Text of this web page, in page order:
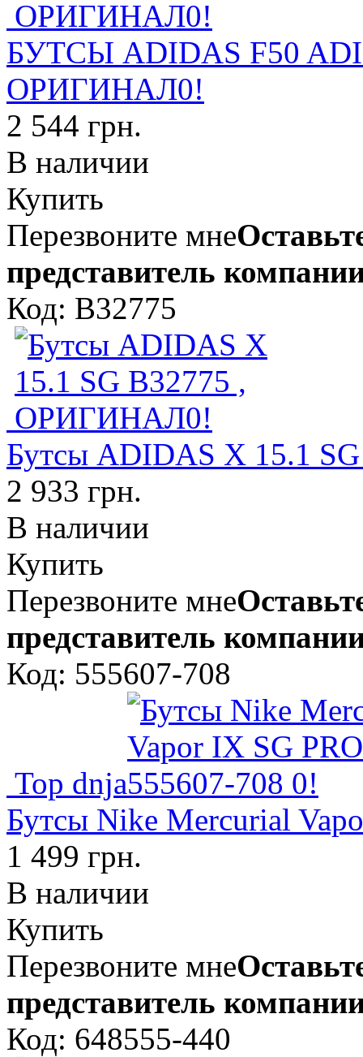
БУТСЫ ADIDAS F50
ОРИГИНАЛ0!
2 544 грн.
В наличии
Купить
Перезвоните мне
представитель
Код: B32775
Бутсы ADIDAS X 15.1
2 933 грн.
В наличии
Купить
Перезвоните мне
представитель
Код: 555607-708
Top dnja
Бутсы Nike Mercurial
1 499 грн.
В наличии
Купить
Перезвоните мне
представитель
Код: 648555-440